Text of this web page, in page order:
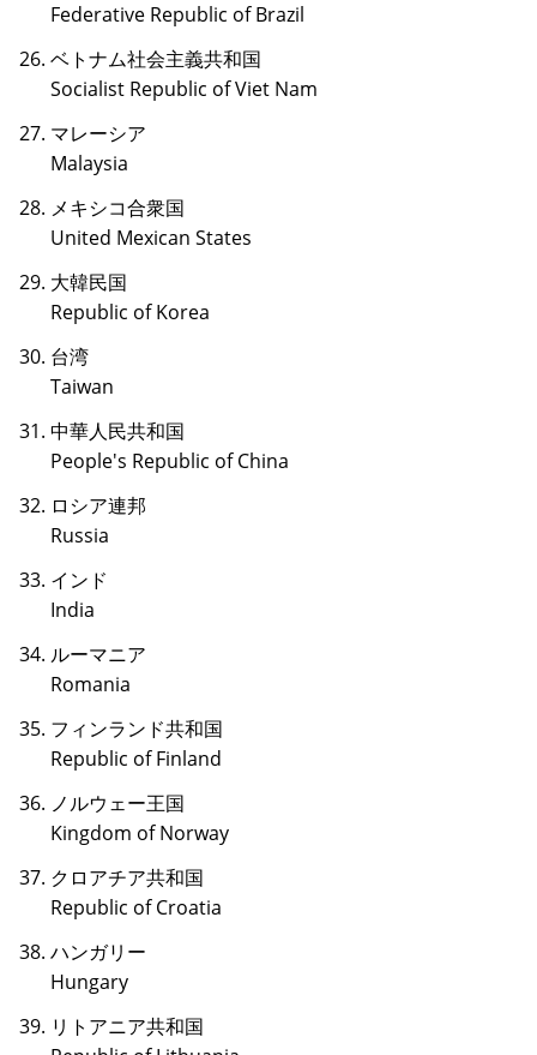
Federative Republic of Brazil
ベトナム社会主義共和国
Socialist Republic of Viet Nam
マレーシア
Malaysia
メキシコ合衆国
United Mexican States
大韓民国
Republic of Korea
台湾
Taiwan
中華人民共和国
People's Republic of China
ロシア連邦
Russia
インド
India
ルーマニア
Romania
フィンランド共和国
Republic of Finland
ノルウェー王国
Kingdom of Norway
クロアチア共和国
Republic of Croatia
ハンガリー
Hungary
リトアニア共和国